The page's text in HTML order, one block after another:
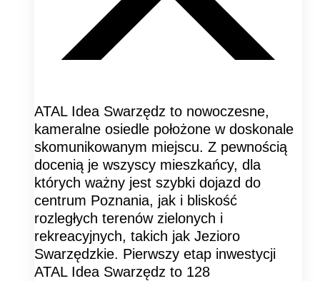
ATAL Idea Swarzędz to nowoczesne,
kameralne osiedle położone w doskonale
skomunikowanym miejscu. Z pewnością
docenią je wszyscy mieszkańcy, dla
których ważny jest szybki dojazd do
centrum Poznania, jak i bliskość
rozległych terenów zielonych i
rekreacyjnych, takich jak Jezioro
Swarzędzkie. Pierwszy etap inwestycji
ATAL Idea Swarzędz to 128